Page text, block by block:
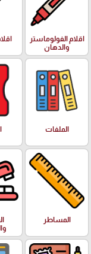
اقلام الفولوماستر
والدهان
الملفات
المساطر